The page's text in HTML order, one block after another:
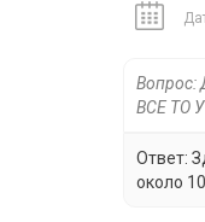
ВСЕ ТО
Ответ:
около